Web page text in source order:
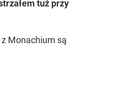
tuż przy
Monachium są